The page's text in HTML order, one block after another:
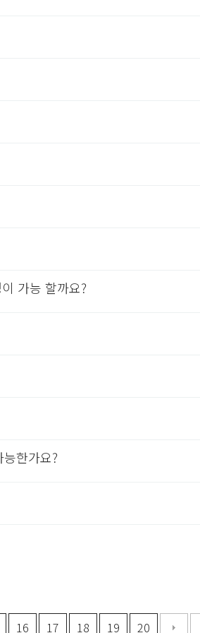
가능 할까요?
한가요?
16 17 18 19 20